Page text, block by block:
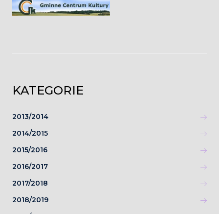
KATEGORIE
2013/2014
2014/2015
2015/2016
2016/2017
2017/2018
2018/2019